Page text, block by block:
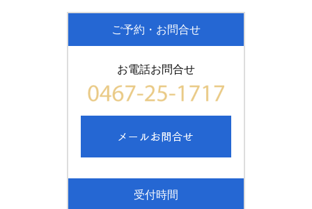
ご予約・お問合せ
お電話お問合せ
受付時間